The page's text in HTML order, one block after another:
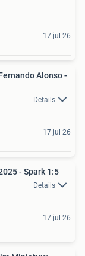
17 jul 26
Alonso -
Details
17 jul 26
- Spark 1:5
Details
17 jul 26